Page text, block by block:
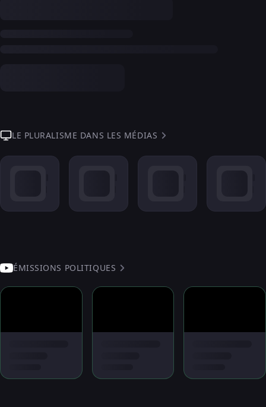
LE PLURALISME DANS LES MÉDIAS
ÉMISSIONS POLITIQUES